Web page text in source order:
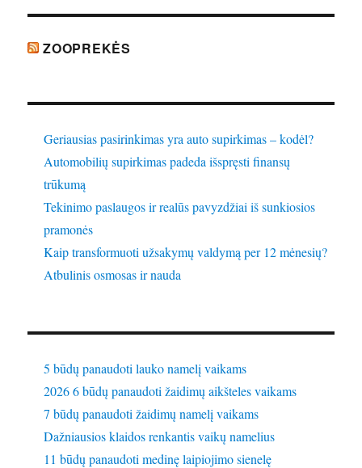
ZOOPREKĖS
Geriausias pasirinkimas yra auto supirkimas – kodėl?
Automobilių supirkimas padeda išspręsti finansų
trūkumą
Tekinimo paslaugos ir realūs pavyzdžiai iš sunkiosios
pramonės
Kaip transformuoti užsakymų valdymą per 12 mėnesių?
Atbulinis osmosas ir nauda
5 būdų panaudoti lauko namelį vaikams
2026 6 būdų panaudoti žaidimų aikšteles vaikams
7 būdų panaudoti žaidimų namelį vaikams
Dažniausios klaidos renkantis vaikų namelius
11 būdų panaudoti medinę laipiojimo sienelę